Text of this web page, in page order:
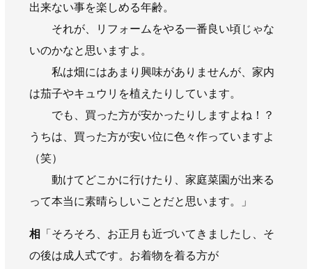
出来ない事を楽しめる年齢。
それが、リフォームをやる一番良い頃じゃな
いのかなと思いますよ。
私は畑にはあまり興味がありませんが、家内
は茄子やキュウリを植えたりしています。
でも、買った方が安かったりしますよね！？
うちは、買った方が安い位に色々作っていますよ
（笑）
動けてどこかに行けたり、家庭菜園が出来る
って本当に素晴らしいことだと思います。」
相 「そろそろ、お正月も近づいてきましたし、そ
の後は成人式です。お着物を着る方が